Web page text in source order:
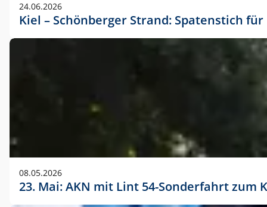
24.06.2026
Kiel – Schönberger Strand: Spatenstich
08.05.2026
23. Mai: AKN mit Lint 54-Sonderfahrt